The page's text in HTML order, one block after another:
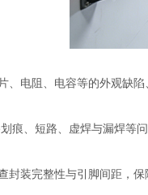
、电阻、电容等的外观缺
痕、短路、虚焊与漏焊等
封装完整性与引脚间距，保